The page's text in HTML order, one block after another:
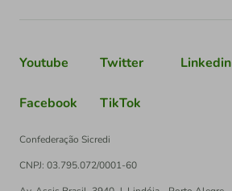
Youtube Twitter Linkedin
Facebook TikTok
Confederação Sicredi
CNPJ: 03.795.072/0001-60